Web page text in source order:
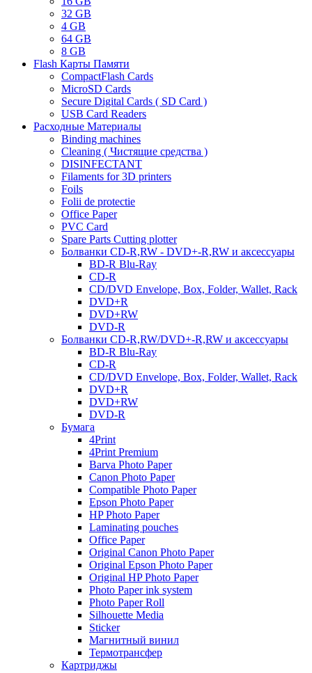
32 GB
4 GB
64 GB
8 GB
Flash Карты Памяти
CompactFlash Cards
MicroSD Cards
Secure Digital Cards ( SD Card )
USB Card Readers
Расходные Материалы
Binding machines
Cleaning ( Чистящие средства )
DISINFECTANT
Filaments for 3D printers
Foils
Folii de protectie
Office Paper
PVC Card
Spare Parts Cutting plotter
Болванки CD-R,RW - DVD+-R,RW и аксессуары
BD-R Blu-Ray
CD-R
CD/DVD Envelope, Box, Folder, Wallet, Rack
DVD+R
DVD+RW
DVD-R
Болванки CD-R,RW/DVD+-R,RW и аксессуары
BD-R Blu-Ray
CD-R
CD/DVD Envelope, Box, Folder, Wallet, Rack
DVD+R
DVD+RW
DVD-R
Бумага
4Print
4Print Premium
Barva Photo Paper
Canon Photo Paper
Compatible Photo Paper
Epson Photo Paper
HP Photo Paper
Laminating pouches
Office Paper
Original Canon Photo Paper
Original Epson Photo Paper
Original HP Photo Paper
Photo Paper ink system
Photo Paper Roll
Silhouette Media
Sticker
Магнитный винил
Термотрансфер
Картриджы